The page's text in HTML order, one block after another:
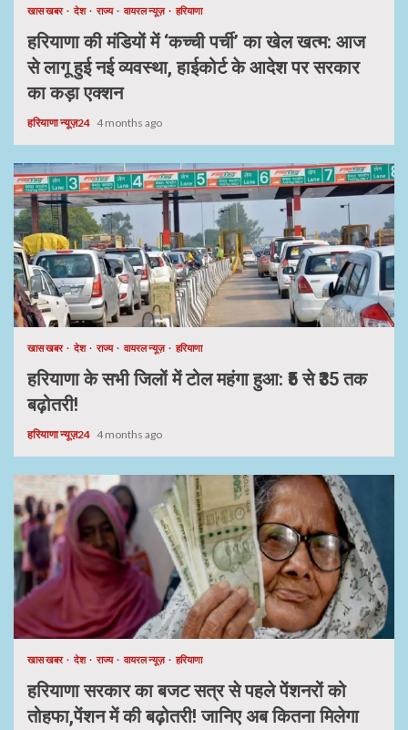
खास खबर देश राज्य वायरल न्यूज़ हरियाणा
हरियाणा की मंडियों में ‘कच्ची पर्ची’ का खेल खत्म: आज
से लागू हुई नई व्यवस्था, हाईकोर्ट के आदेश पर सरकार
का कड़ा एक्शन
हरियाणा न्यूज़24 4 months ago
खास खबर देश राज्य वायरल न्यूज़ हरियाणा
हरियाणा के सभी जिलों में टोल महंगा हुआ: ₹5 से ₹35 तक
बढ़ोतरी!
हरियाणा न्यूज़24 4 months ago
खास खबर देश राज्य वायरल न्यूज़ हरियाणा
हरियाणा सरकार का बजट सत्र से पहले पेंशनरों को
तोहफा,पेंशन में की बढ़ोतरी! जानिए अब कितना मिलेगा